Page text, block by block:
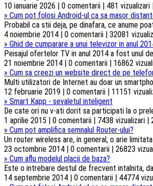
10 ianuarie 2026 | 0 comentarii | 481
» Cum pot folosi Android-ul ca sa masor
Probabil ca stii deja, pe dinafara, ce anume
4 noiembrie 2014 | 0 comentarii | 32081
» Ghid de cumparare a unui televizor in anul
Peisajul ofertelor TV in anul 2014 a fost unul
21 noiembrie 2014 | 0 comentarii | 16862
» Cum sa creezi un website direct de pe
Multi utilizatori de Internet au doar un
12 februarie 2019 | 0 comentarii | 11151
» Smart Kapp - sevaletul inteligent
De cate ori nu v-ati dorit sa participati la o
1 aprilie 2015 | 0 comentarii | 7438 vizualizari |
» Cum pot amplifica semnalul Router-ului?
Un router wireless are, in general, o arie
23 octombrie 2014 | 0 comentarii | 26823
» Cum aflu modelul placii de baza?
Este o intrebare destul de frecvent intalnita,
14 septembrie 2014 | 0 comentarii | 44774